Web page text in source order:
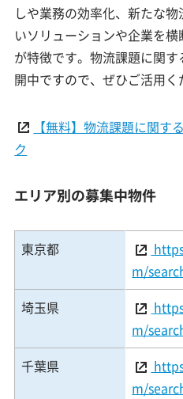
しや業務の効率化、新たな
いソリューションや企業を
が特徴です。物流課題に関
開中ですので、ぜひご活用く
【無料】物流課題に関す
ク
エリア別の募集中物件
東京都
m/
埼玉県
m/
千葉県
m/